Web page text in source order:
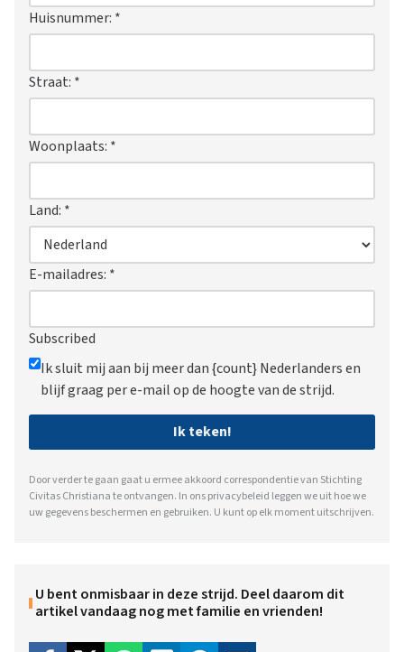
Huisnummer: *
Straat: *
Woonplaats: *
Land: *
E-mailadres: *
Subscribed
Ik sluit mij aan bij meer dan {count} Nederlanders en
blijf graag per e-mail op de hoogte van de strijd.
Ik teken!
Door verder te gaan gaat u ermee akkoord correspondentie van Stichting
Civitas Christiana te ontvangen. In onsprivacybeleid leggen we uit hoe we
uw gegevens beschermen en gebruiken. U kunt op elk moment uitschrijven.
U bent onmisbaar in deze strijd. Deel daarom dit
artikel vandaag nog met familie en vrienden!